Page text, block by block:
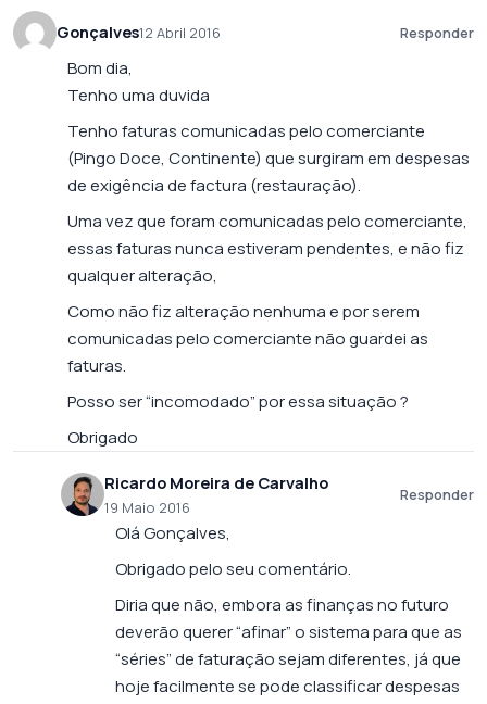
Gonçalves12 Abril 2016 Responder
Bom dia,
Tenho uma duvida
Tenho faturas comunicadas pelo comerciante
(Pingo Doce, Continente) que surgiram em despesas
de exigência de factura (restauração).
Uma vez que foram comunicadas pelo comerciante,
essas faturas nunca estiveram pendentes, e não fiz
qualquer alteração,
Como não fiz alteração nenhuma e por serem
comunicadas pelo comerciante não guardei as
faturas.
Posso ser “incomodado” por essa situação ?
Obrigado
Ricardo Moreira de Carvalho
19 Maio 2016
Responder
Olá Gonçalves,
Obrigado pelo seu comentário.
Diria que não, embora as finanças no futuro
deverão querer “afinar” o sistema para que as
“séries” de faturação sejam diferentes, já que
hoje facilmente se pode classificar despesas